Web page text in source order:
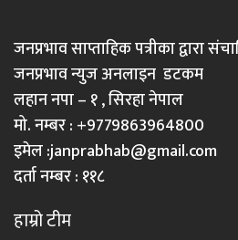
जनप्रभाव साप्ताहिक पत्रीका द्वारा
जनप्रभाव न्युज अनलाइन डटकम
लहान नपा – १ , सिरहा नेपाल
मो. नम्बर : +9779863964800
इमेल :janprabhab@gmail.com
दर्ता नम्बर : ११८
हाम्रो टीम